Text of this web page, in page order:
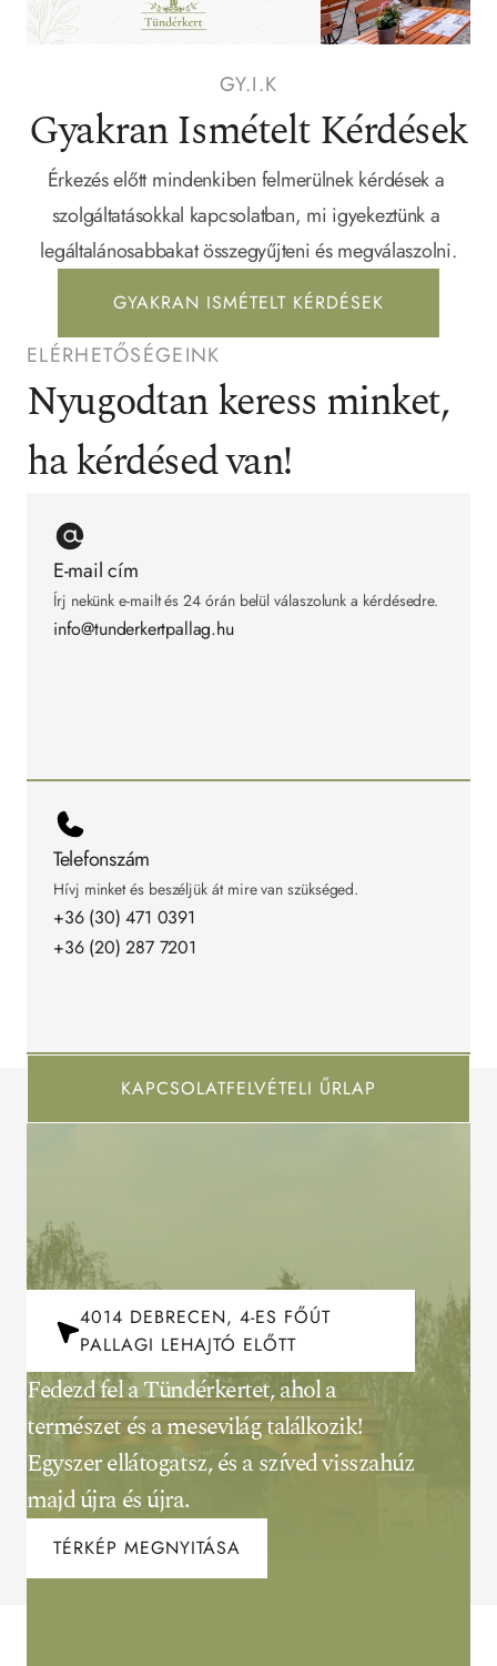
GY.I.K
Gyakran Ismételt Kérdések
Érkezés előtt mindenkiben felmerülnek kérdések a
szolgáltatásokkal kapcsolatban, mi igyekeztünk a
legáltalánosabbakat összegyűjteni és megválaszolni.
GYAKRAN ISMÉTELT KÉRDÉSEK
ELÉRHETŐSÉGEINK
Nyugodtan keress minket,
ha kérdésed van!
E-mail cím
Írj nekünk e-mailt és 24 órán belül válaszolunk a kérdésedre.
info@tunderkertpallag.hu
Telefonszám
Hívj minket és beszéljük át mire van szükséged.
+36 (30) 471 0391
+36 (20) 287 7201
KAPCSOLATFELVÉTELI ŰRLAP
4014 DEBRECEN, 4-ES FŐÚT
PALLAGI LEHAJTÓ ELŐTT
Fedezd fel a Tündérkertet, ahol a
természet és a mesevilág találkozik!
Egyszer ellátogatsz, és a szíved visszahúz
majd újra és újra.
TÉRKÉP MEGNYITÁSA